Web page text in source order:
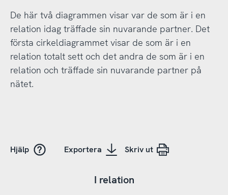
De här två diagrammen visar var de som är i en
relation idag träffade sin nuvarande partner. Det
första cirkeldiagrammet visar de som är i en
relation totalt sett och det andra de som är i en
relation och träffade sin nuvarande partner på
nätet.
Hjälp Exportera Skriv ut
I relation